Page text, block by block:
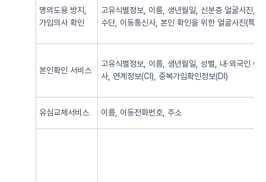
명의도용 방지,
가입의사 확인
고유식별정보, 이름, 생년월일, 신분증 얼굴사진,
수단, 이동통신사, 본인 확인을 위한 얼굴사진(특징
본인확인 서비스
고유식별정보, 이름, 생년월일, 성별, 내·외국인
사, 연계정보(CI), 중복가입확인정보(DI)
유심교체서비스 이름, 이동전화번호, 주소